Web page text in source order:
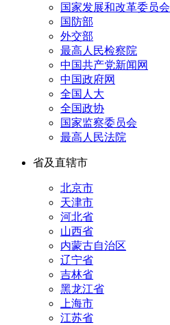
国家发展和改革委员会
国防部
外交部
最高人民检察院
中国共产党新闻网
中国政府网
全国人大
全国政协
国家监察委员会
最高人民法院
省及直辖市
北京市
天津市
河北省
山西省
内蒙古自治区
辽宁省
吉林省
黑龙江省
上海市
江苏省